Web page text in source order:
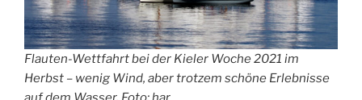
Flauten-Wettfahrt bei der Kieler Woche 2021 im
Herbst – wenig Wind, aber trotzem schöne Erlebnisse